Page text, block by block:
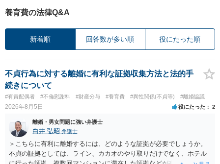
養育費の法律Q&A
新着順 回答数が多い順 役にたった順
不貞行為に対する離婚に有利な証拠収集方法と法的手
続きについて
#有責配偶者 #不倫慰謝料 #財産分与 #養育費 #異性関係(不貞等) #離婚協議
2026年8月5日 役にたった 2
離婚・男女問題に強い弁護士
白井 弘昭 弁護士
＞こちらに有利に離婚するには、どのような証拠が必要でしょうか。
不貞の証拠としては、ライン、カカオのやり取りだけでなく、ホテル